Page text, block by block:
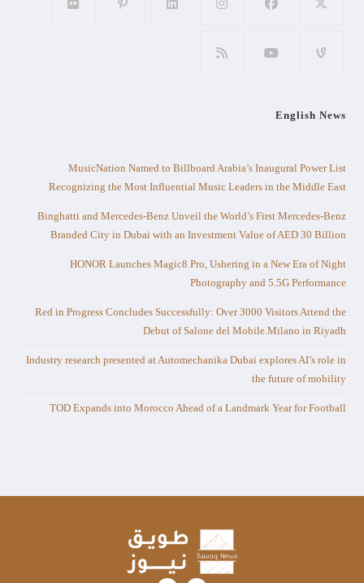
English News
MusicNation Named to Billboard Arabia’s Inaugural Power List
Recognizing the Most Influential Music Leaders in the Middle East
Binghatti and Mercedes-Benz Unveil the World’s First Mercedes-Benz
Branded City in Dubai with an Investment Value of AED 30 Billion
HONOR Launches Magic8 Pro, Ushering in a New Era of Night
Photography and 5.5G Performance
Red in Progress Concludes Successfully: Over 3000 Visitors Attend the
Debut of Salone del Mobile.Milano in Riyadh
Industry research presented at Automechanika Dubai explores AI’s role in
the future of mobility
TOD Expands into Morocco Ahead of a Landmark Year for Football